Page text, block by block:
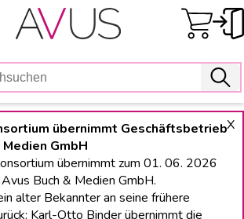
X
übernimmt Geschäftsbetrieb
GmbH
übernimmt zum 01. 06. 2026
Buch & Medien GmbH.
alter Bekannter an seine frühere
Karl-Otto Binder übernimmt die